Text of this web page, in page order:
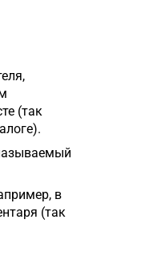
(так
в
(так